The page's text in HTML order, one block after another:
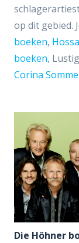
op dit gebied.
boeken,
boeken,
Corina
Die Höhner